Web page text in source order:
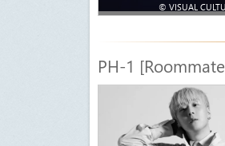
© VISUAL
PH-1